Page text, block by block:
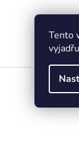
Tento